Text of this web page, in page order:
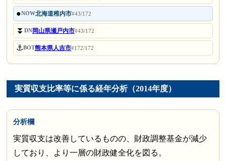
●NOW北海道稚内市#43/172
⏬DN岡山県瀬戸内市#43/172
⚓BOT熊本県人吉市#172/172
実質収支比率等に係る経年分析（2014年度）
分析欄
実質収支は改善しているものの、財政調整基金が減少
しており、より一層の財政健全化を図る。